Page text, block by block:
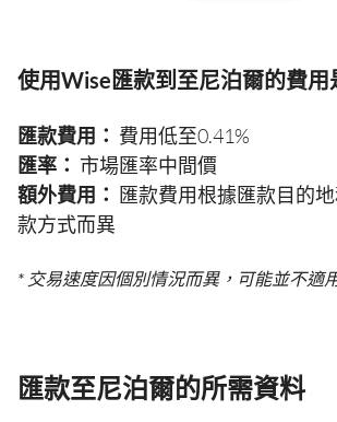
使用Wise匯款到至尼泊爾的費用
匯款費用： 費用低至0.41%
匯率： 市場匯率中間價
額外費用： 匯款費用根據匯款目的
款方式而異
* 交易速度因個別情況而異，可能並不適
匯款至尼泊爾的所需資料